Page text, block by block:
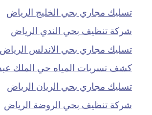
تسليك مجاري بحي الخليج الرياض
شركة تنظيف بحي الندي الرياض
تسليك مجاري بحي الاندلس الرياض
كشف تسربات المياه حي الملك
تسليك مجاري بحي الريان الرياض
شركة تنظيف بحي الروضة الرياض